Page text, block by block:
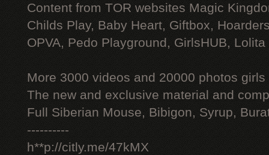
Content from TOR websites Magic
Childs Play, Baby Heart, Giftbox,
OPVA, Pedo Playground, GirlsHUB, Lolita
More 3000 videos and 20000 photos
The new and exclusive material and
Full Siberian Mouse, Bibigon, Syrup,
----------
h**p://citly.me/47kMX